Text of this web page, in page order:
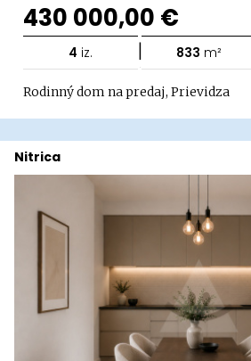
430 000,00 €
4 iz. | 833 m²
Rodinný dom na predaj, Prievidza
Nitrica